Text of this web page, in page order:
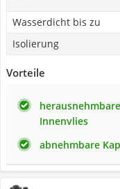
Wasserdicht bis zu
Isolierung
Vorteile
Innenvlies
abnehmbare